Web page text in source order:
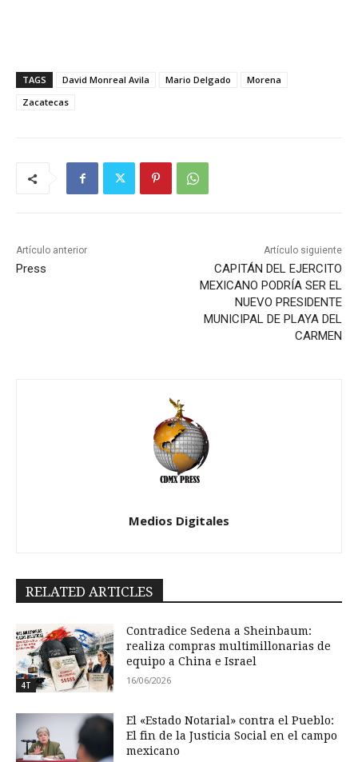
TAGS David Monreal Avila Mario Delgado
Morena
Zacatecas
Artículo anterior
Press
Artículo siguiente
CAPITÁN DEL EJERCITO
MEXICANO PODRÍA SER EL
NUEVO PRESIDENTE
MUNICIPAL DE PLAYA DEL
CARMEN
Medios Digitales
RELATED ARTICLES
4T
Contradice Sedena a Sheinbaum:
realiza compras multimillonarias de
equipo a China e Israel
16/06/2026
El «Estado Notarial» contra el Pueblo:
El fin de la Justicia Social en el campo
mexicano